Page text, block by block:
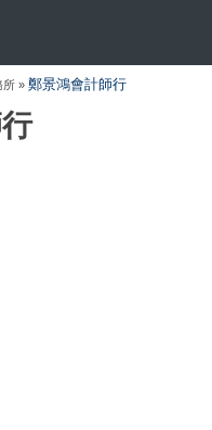
所 » 鄭景鴻會計師行